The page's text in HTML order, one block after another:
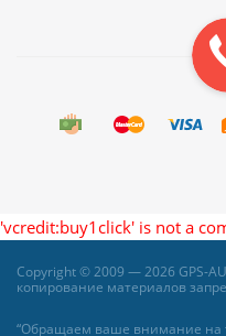
'vcredit:buy1click' is not a
Copyright © 2009 — 2026 GPS-
копирование материалов
“Обращаем ваше внимание на